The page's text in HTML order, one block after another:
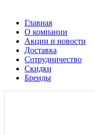
Главная
О компании
Акции и новости
Доставка
Сотрудничество
Скидки
Бренды